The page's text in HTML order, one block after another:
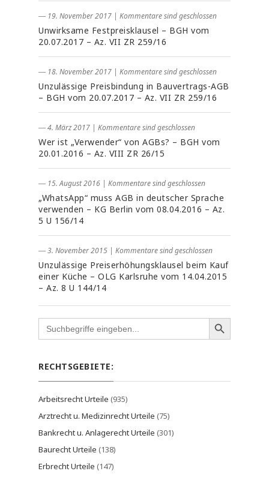
― 19. November 2017 | Kommentare sind geschlossen
Unwirksame Festpreisklausel – BGH vom
20.07.2017 – Az. VII ZR 259/16
― 18. November 2017 | Kommentare sind geschlossen
Unzulässige Preisbindung in Bauvertrags-AGB
– BGH vom 20.07.2017 – Az. VII ZR 259/16
― 4. März 2017 | Kommentare sind geschlossen
Wer ist „Verwender“ von AGBs? – BGH vom
20.01.2016 – Az. VIII ZR 26/15
― 15. August 2016 | Kommentare sind geschlossen
„WhatsApp“ muss AGB in deutscher Sprache
verwenden – KG Berlin vom 08.04.2016 – Az.
5 U 156/14
― 3. November 2015 | Kommentare sind geschlossen
Unzulässige Preiserhöhungsklausel beim Kauf
einer Küche – OLG Karlsruhe vom 14.04.2015
– Az. 8 U 144/14
Search
for:
RECHTSGEBIETE:
Arbeitsrecht Urteile (935)
Arztrecht u. Medizinrecht Urteile (75)
Bankrecht u. Anlagerecht Urteile (301)
Baurecht Urteile (138)
Erbrecht Urteile (147)